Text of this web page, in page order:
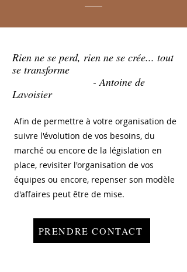
Rien ne se perd, rien ne se crée... tout
se transforme
- Antoine de
Lavoisier
Afin de permettre à votre organisation de
suivre l'évolution de vos besoins, du
marché ou encore de la législation en
place, revisiter l'organisation de vos
équipes ou encore, repenser son modèle
d'affaires peut être de mise.
PRENDRE CONTACT